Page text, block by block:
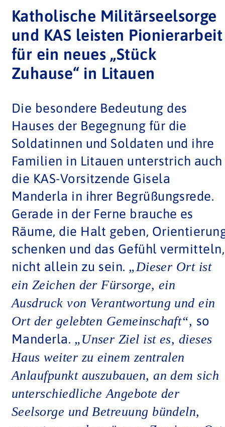
schenken und das Gefühl vermitteln,
nicht allein zu sein. „Dieser Ort ist
ein Zeichen der Fürsorge, ein
Ausdruck von Verantwortung und ein
Manderla.„Unser Ziel ist es, dieses
Haus weiter zu einem zentralen
Anlaufpunkt auszubauen, an dem sich
unterschiedliche Angebote der
Seelsorge und Betreuung bündeln,
vernetzen und ergänzen. Zu einem
der Kräfte zusammenführt und so zu
einem deutschen Zentrum in der Ferne
wird.“
Ein herzliches Dankeschön und die
besten Wünsche zur Eröffnung
übermittelte Oberstleutnant
Michael Wuttig in Vertretung des
Kommandeurs der Panzerbrigade
Brigadegeneral Christoph Huber.
Dabei strich er in seinem Grußwort
heraus, dass die Begegnungsstätte
die erste größere Einrichtung für die